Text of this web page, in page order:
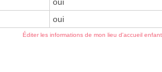
oui
Éditer les informations de mon lieu d'accueil